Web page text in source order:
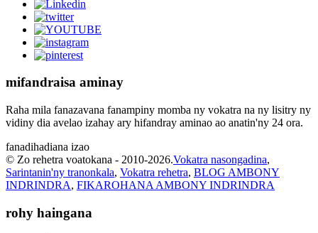
mifandraisa aminay
Raha mila fanazavana fanampiny momba ny vokatra na ny lisitry ny
vidiny dia avelao izahay ary hifandray aminao ao anatin'ny 24 ora.
fanadihadiana izao
© Zo rehetra voatokana - 2010-2026.Vokatra nasongadina,
Sarintanin'ny tranonkala, Vokatra rehetra, BLOG AMBONY
INDRINDRA, FIKAROHANA AMBONY INDRINDRA
rohy haingana